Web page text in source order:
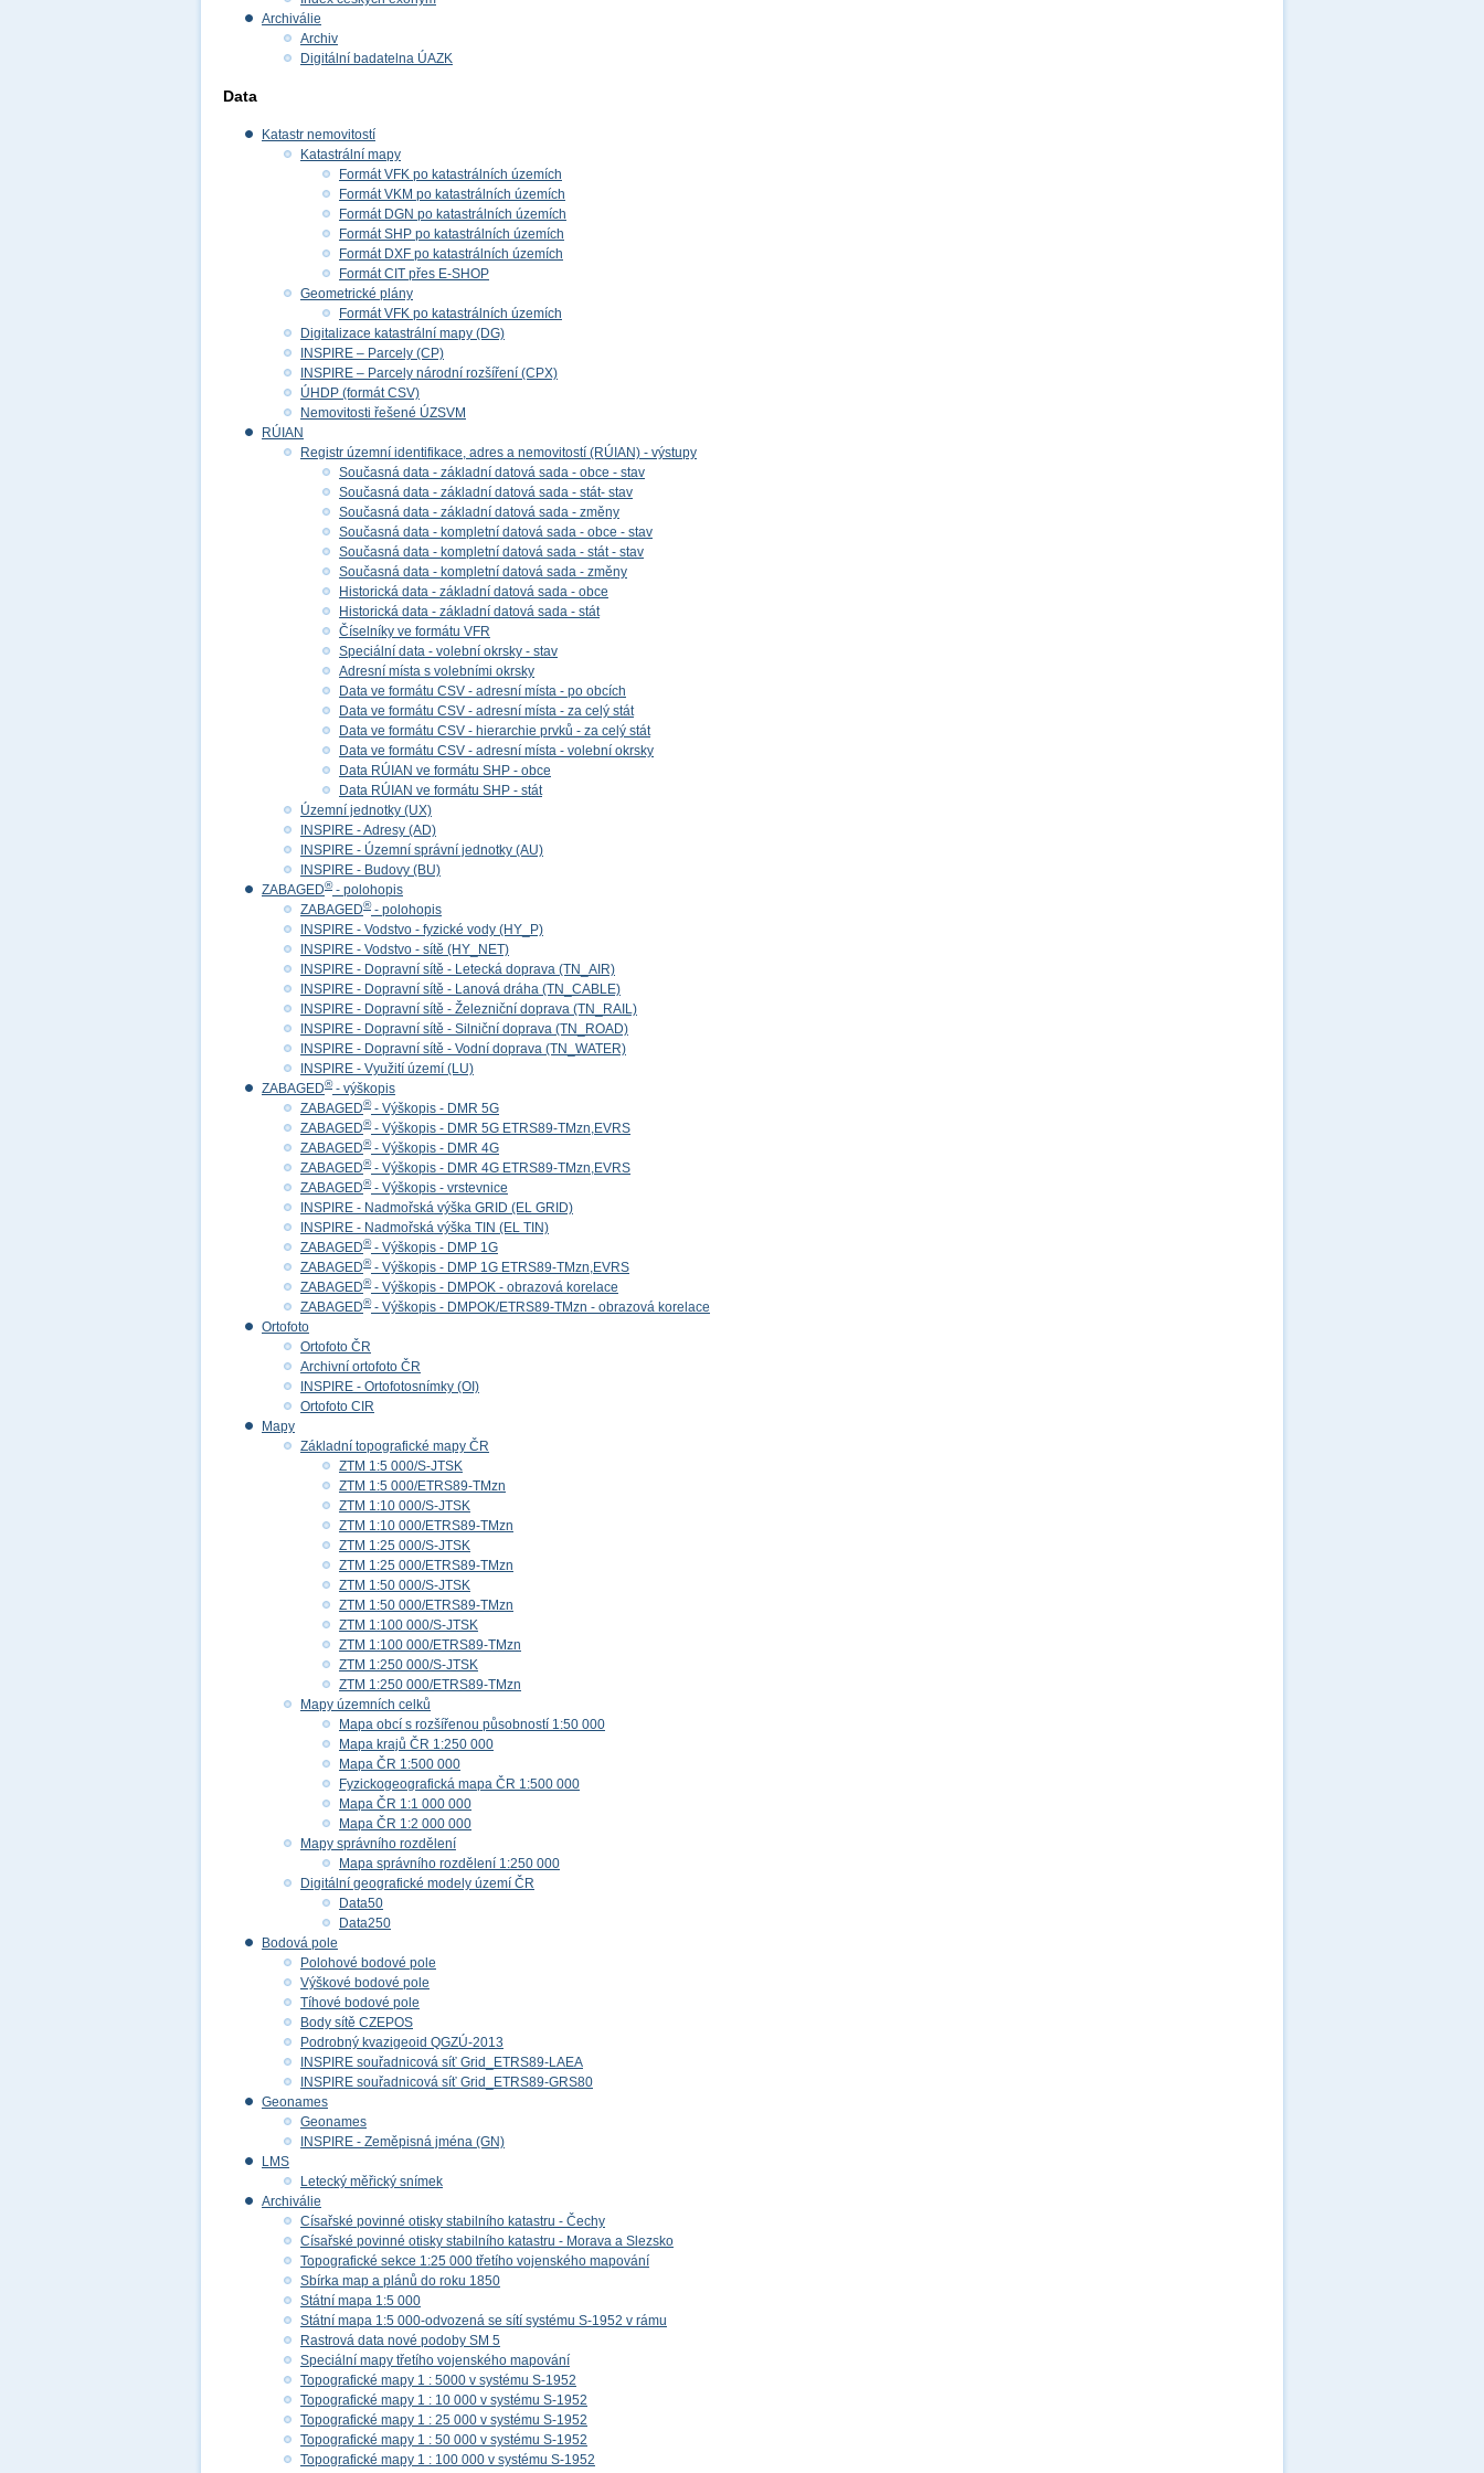
Archiválie
Archiv
Digitální badatelna ÚAZK
Data
Katastr nemovitostí
Katastrální mapy
Formát VFK po katastrálních územích
Formát VKM po katastrálních územích
Formát DGN po katastrálních územích
Formát SHP po katastrálních územích
Formát DXF po katastrálních územích
Formát CIT přes E-SHOP
Geometrické plány
Formát VFK po katastrálních územích
Digitalizace katastrální mapy (DG)
INSPIRE – Parcely (CP)
INSPIRE – Parcely národní rozšíření (CPX)
ÚHDP (formát CSV)
Nemovitosti řešené ÚZSVM
RÚIAN
Registr územní identifikace, adres a nemovitostí (RÚIAN) - výstupy
Současná data - základní datová sada - obce - stav
Současná data - základní datová sada - stát- stav
Současná data - základní datová sada - změny
Současná data - kompletní datová sada - obce - stav
Současná data - kompletní datová sada - stát - stav
Současná data - kompletní datová sada - změny
Historická data - základní datová sada - obce
Historická data - základní datová sada - stát
Číselníky ve formátu VFR
Speciální data - volební okrsky - stav
Adresní místa s volebními okrsky
Data ve formátu CSV - adresní místa - po obcích
Data ve formátu CSV - adresní místa - za celý stát
Data ve formátu CSV - hierarchie prvků - za celý stát
Data ve formátu CSV - adresní místa - volební okrsky
Data RÚIAN ve formátu SHP - obce
Data RÚIAN ve formátu SHP - stát
Územní jednotky (UX)
INSPIRE - Adresy (AD)
INSPIRE - Územní správní jednotky (AU)
INSPIRE - Budovy (BU)
ZABAGED®- polohopis
ZABAGED®- polohopis
INSPIRE - Vodstvo - fyzické vody (HY_P)
INSPIRE - Vodstvo - sítě (HY_NET)
INSPIRE - Dopravní sítě - Letecká doprava (TN_AIR)
INSPIRE - Dopravní sítě - Lanová dráha (TN_CABLE)
INSPIRE - Dopravní sítě - Železniční doprava (TN_RAIL)
INSPIRE - Dopravní sítě - Silniční doprava (TN_ROAD)
INSPIRE - Dopravní sítě - Vodní doprava (TN_WATER)
INSPIRE - Využití území (LU)
ZABAGED®- výškopis
ZABAGED®- Výškopis - DMR 5G
ZABAGED®- Výškopis - DMR 5G ETRS89-TMzn,EVRS
ZABAGED®- Výškopis - DMR 4G
ZABAGED®- Výškopis - DMR 4G ETRS89-TMzn,EVRS
ZABAGED®- Výškopis - vrstevnice
INSPIRE - Nadmořská výška GRID (EL GRID)
INSPIRE - Nadmořská výška TIN (EL TIN)
ZABAGED®- Výškopis - DMP 1G
ZABAGED®- Výškopis - DMP 1G ETRS89-TMzn,EVRS
ZABAGED®- Výškopis - DMPOK - obrazová korelace
ZABAGED®- Výškopis - DMPOK/ETRS89-TMzn - obrazová korelace
Ortofoto
Ortofoto ČR
Archivní ortofoto ČR
INSPIRE - Ortofotosnímky (OI)
Ortofoto CIR
Mapy
Základní topografické mapy ČR
ZTM 1:5 000/S-JTSK
ZTM 1:5 000/ETRS89-TMzn
ZTM 1:10 000/S-JTSK
ZTM 1:10 000/ETRS89-TMzn
ZTM 1:25 000/S-JTSK
ZTM 1:25 000/ETRS89-TMzn
ZTM 1:50 000/S-JTSK
ZTM 1:50 000/ETRS89-TMzn
ZTM 1:100 000/S-JTSK
ZTM 1:100 000/ETRS89-TMzn
ZTM 1:250 000/S-JTSK
ZTM 1:250 000/ETRS89-TMzn
Mapy územních celků
Mapa obcí s rozšířenou působností 1:50 000
Mapa krajů ČR 1:250 000
Mapa ČR 1:500 000
Fyzickogeografická mapa ČR 1:500 000
Mapa ČR 1:1 000 000
Mapa ČR 1:2 000 000
Mapy správního rozdělení
Mapa správního rozdělení 1:250 000
Digitální geografické modely území ČR
Data50
Data250
Bodová pole
Polohové bodové pole
Výškové bodové pole
Tíhové bodové pole
Body sítě CZEPOS
Podrobný kvazigeoid QGZÚ-2013
INSPIRE souřadnicová síť Grid_ETRS89-LAEA
INSPIRE souřadnicová síť Grid_ETRS89-GRS80
Geonames
Geonames
INSPIRE - Zeměpisná jména (GN)
LMS
Letecký měřický snímek
Archiválie
Císařské povinné otisky stabilního katastru - Čechy
Císařské povinné otisky stabilního katastru - Morava a Slezsko
Topografické sekce 1:25 000 třetího vojenského mapování
Sbírka map a plánů do roku 1850
Státní mapa 1:5 000
Státní mapa 1:5 000-odvozená se sítí systému S-1952 v rámu
Rastrová data nové podoby SM 5
Speciální mapy třetího vojenského mapování
Topografické mapy 1 : 5000 v systému S-1952
Topografické mapy 1 : 10 000 v systému S-1952
Topografické mapy 1 : 25 000 v systému S-1952
Topografické mapy 1 : 50 000 v systému S-1952
Topografické mapy 1 : 100 000 v systému S-1952